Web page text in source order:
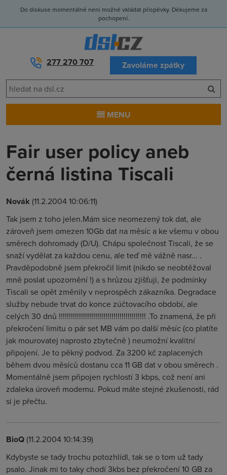
Do diskuse momentálně není možné vkládat příspěvky. Děkujeme za
pochopení.
277 270 707 Zavoláme zpátky
MENU
Fair user policy aneb
černá listina Tiscali
Novák (11.2.2004 10:06:11)
Tak jsem z toho jelen.Mám sice neomezený tok dat, ale
zároveň jsem omezen 10Gb dat na měsíc a ke všemu v obou
směrech dohromady (D/U). Chápu společnost Tiscali, že se
snaží vydělat za každou cenu, ale teď mě vážně nasr... .
Pravděpodobně jsem překročil limit (nikdo se neobtěžoval
mně poslat upozornění !) a s hrůzou zjišťuji, že podmínky
Tiscali se opět změnily v neprospěch zákazníka. Degradace
služby nebude trvat do konce zúčtovacího období, ale
celých 30 dnů !!!!!!!!!!!!!!!!!!!!!!!!!!!!!!!!!!!!!!!!!!! .To znamená, že při
překročení limitu o pár set MB vám po další měsíc (co platíte
jak mourovatej naprosto zbytečně ) neumožní kvalitní
připojení. Je to pěkný podvod. Za 3200 kč zaplacených
během dvou měsíců dostanu cca 11 GB dat v obou směrech .
Momentálně jsem připojen rychlostí 3 kbps, což není ani
zdaleka úroveň modemu. Pokud máte stejné zkušenosti, rád
si je přečtu.
BioQ(11.2.2004 10:14:39)
Kdybyste se tady trochu potozhlídl, tak se o tom už tady
psalo. Jinak mi to taky chodí 3kbs bez překročení 10 GB za